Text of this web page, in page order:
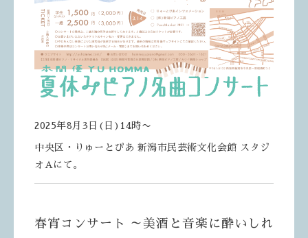
2025年8月3日(日)14時〜
中央区・りゅーとぴあ 新潟市民芸術文化会館 スタジ
オAにて。
春宵コンサート ～美酒と音楽に酔いしれ